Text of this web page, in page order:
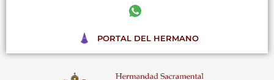
PORTAL DEL HERMANO